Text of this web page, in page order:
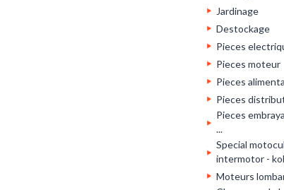
Jardinage
Destockage
Pieces
Pieces moteur
Pieces
Pieces
Pieces
...
Special
intermotor -
Moteurs